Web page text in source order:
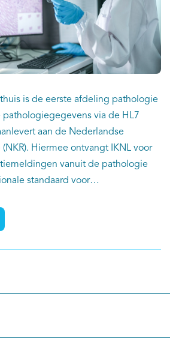
is de eerste afdeling pathologie
via de HL7
aan de Nederlandse
Hiermee ontvangt IKNL voor
vanuit de pathologie
standaard voor
NKR is daarmee operationeel in